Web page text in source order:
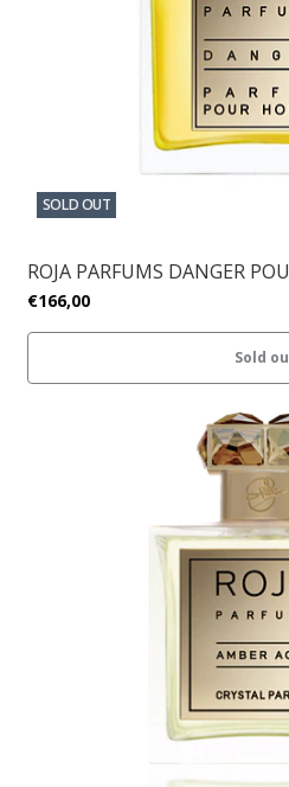
SOLD OUT
ROJA PARFUMS DANGER
€166,00
Sold